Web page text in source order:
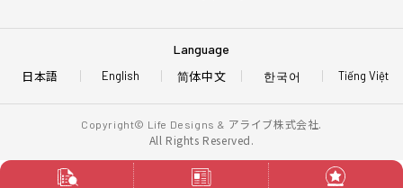
Language
日本語 English Tiếng Việt
한국어
简体中文
Copyright© Life Designs & アライブ株式会社.
All Rights Reserved.